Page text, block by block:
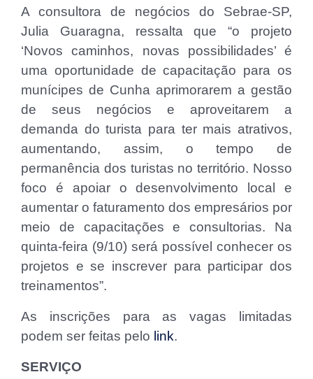
A consultora de negócios do Sebrae-SP,
Julia Guaragna, ressalta que “o projeto
‘Novos caminhos, novas possibilidades’ é
uma oportunidade de capacitação para os
munícipes de Cunha aprimorarem a gestão
de seus negócios e aproveitarem a
demanda do turista para ter mais atrativos,
aumentando, assim, o tempo de
permanência dos turistas no território. Nosso
foco é apoiar o desenvolvimento local e
aumentar o faturamento dos empresários por
meio de capacitações e consultorias. Na
quinta-feira (9/10) será possível conhecer os
projetos e se inscrever para participar dos
treinamentos”.
As inscrições para as vagas limitadas
podem ser feitas pelo link.
SERVIÇO